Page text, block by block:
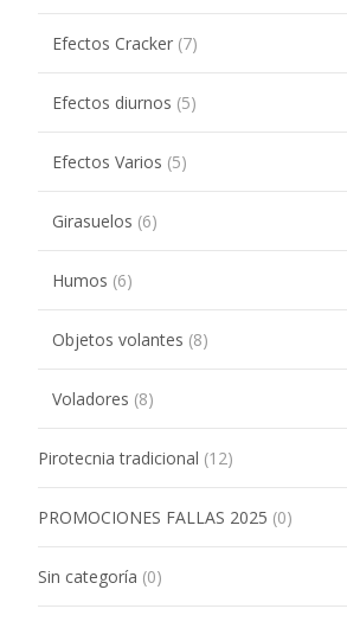
Efectos Cracker (7)
Efectos diurnos (5)
Efectos Varios (5)
Girasuelos (6)
Humos (6)
Objetos volantes (8)
Voladores (8)
Pirotecnia tradicional (12)
PROMOCIONES FALLAS 2025 (0)
Sin categoría (0)